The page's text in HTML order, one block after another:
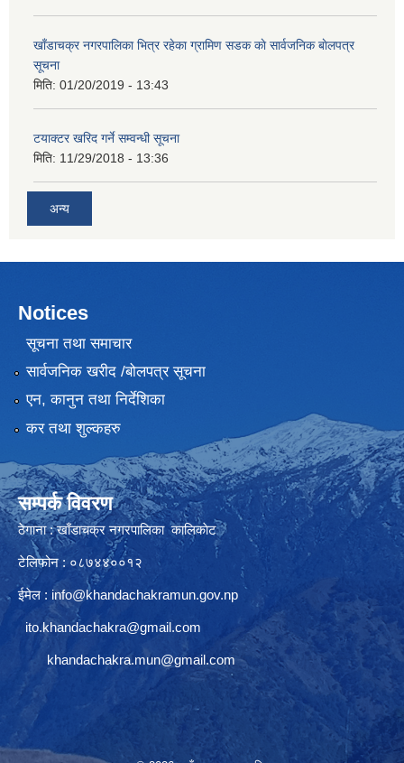
खाँडाचक्र नगरपालिका भित्र रहेका ग्रामिण सडक काे सार्वजनिक बाेलपत्र
सूचना
मिति: 01/20/2019 - 13:43
टयाक्टर खरिद गर्ने सम्वन्धी सूचना
मिति: 11/29/2018 - 13:36
अन्य
Notices
सूचना तथा समाचार
सार्वजनिक खरीद /बोलपत्र सूचना
एन, कानुन तथा निर्देशिका
कर तथा शुल्कहरु
सम्पर्क विवरण
ठेगाना : खाँडाचक्र नगरपालिका कालिकाेट
टेलिफोन : ०८७४४००१२
ईमेल : info@khandachakramun.gov.np
ito.khandachakra@gmail.com
khandachakra.mun@gmail.com